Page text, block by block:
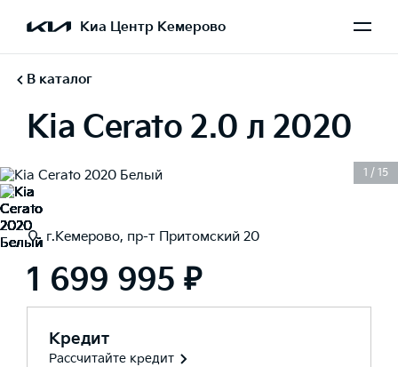
Киа Центр Кемерово
В каталог
Kia Cerato 2.0 л 2020
1 / 15
г.Кемерово, пр-т Притомский 20
1 699 995 ₽
Кредит
Рассчитайте кредит